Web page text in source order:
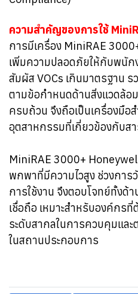
ความสำคัญของการใช้
การมีเครื่อง MiniRAE
เพิ่มความปลอดภัยให้กับพนัก
สัมผัส VOCs เกินมาตรฐาน
ตามข้อกำหนดด้านสิ่งแวดล้อ
ครบถ้วน จึงถือเป็นเครื่องมื
อุตสาหกรรมที่เกี่ยวข้องกับสา
MiniRAE 3000+
พกพาที่มีความไวสูง ช่วงการ
การใช้งาน จึงตอบโจทย์ทั้งด้
เชื่อถือ เหมาะสำหรับองค์กร
ระดับสากลในการควบคุมและ
ในสถานประกอบการ